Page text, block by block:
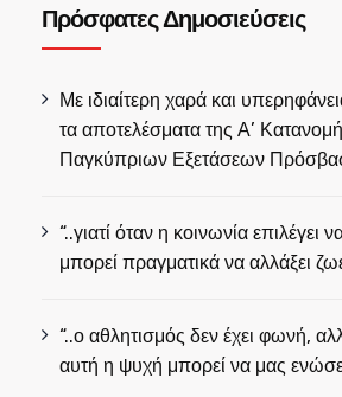
Πρόσφατες Δημοσιεύσεις
Με ιδιαίτερη χαρά και
τα αποτελέσματα της Α’
Παγκύπριων Εξετάσεων
“..γιατί όταν η κοινωνία επιλέγει
μπορεί πραγματικά να αλλάξει
“..ο αθλητισμός δεν έχει φωνή,
αυτή η ψυχή μπορεί να μας